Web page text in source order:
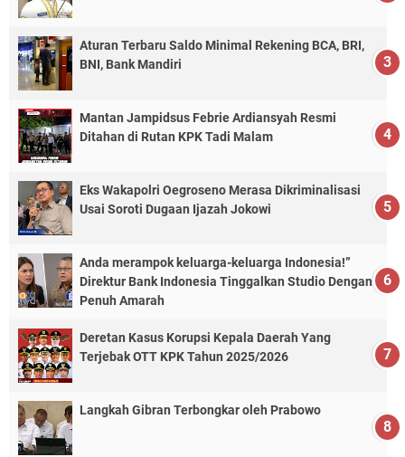
Aturan Terbaru Saldo Minimal Rekening BCA, BRI,
BNI, Bank Mandiri
Mantan Jampidsus Febrie Ardiansyah Resmi
Ditahan di Rutan KPK Tadi Malam
Eks Wakapolri Oegroseno Merasa Dikriminalisasi
Usai Soroti Dugaan Ijazah Jokowi
Anda merampok keluarga-keluarga Indonesia!”
Direktur Bank Indonesia Tinggalkan Studio Dengan
Penuh Amarah
Deretan Kasus Korupsi Kepala Daerah Yang
Terjebak OTT KPK Tahun 2025/2026
Langkah Gibran Terbongkar oleh Prabowo